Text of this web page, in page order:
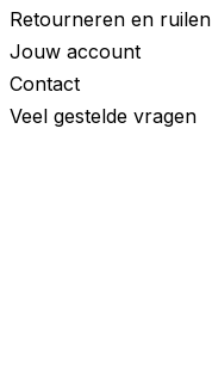
Retourneren en ruilen
Jouw account
Contact
Veel gestelde vragen